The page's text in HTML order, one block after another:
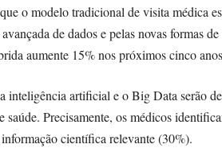
o modelo tradicional de visita médica
de dados e pelas novas formas
aumente 15% nos próximos cinco
artificial e o Big Data serão
Precisamente, os médicos
científica relevante (30%).